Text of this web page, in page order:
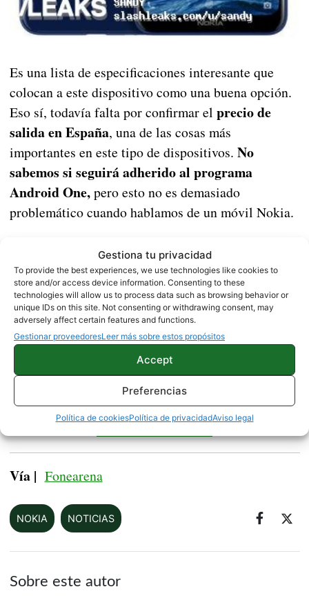
Gestiona tu privacidad
To provide the best experiences, we use technologies like cookies to
store and/or access device information. Consenting to these
technologies will allow us to process data such as browsing behavior or
unique IDs on this site. Not consenting or withdrawing consent, may
adversely affect certain features and functions.
Gestionar proveedoresLeer más sobre estos propósitos
Accept
Preferencias
Política de cookiesPolítica de privacidadAviso legal
Es una lista de especificaciones interesante que
colocan a este dispositivo como una buena opción.
Eso sí, todavía falta por confirmar el precio de
salida en España, una de las cosas más
importantes en este tipo de dispositivos. No
sabemos si seguirá adherido al programa
Android One,pero esto no es demasiado
problemático cuando hablamos de un móvil Nokia.
presentado el día 11 de julioy probablemente una
semana después se anuncie la versión internacional
con elnombre de Nokia 5.1 Plus. Tendremos que
esperar para conocer los precios y confirmar las
características, aunque conociendo a Nokia estamos
seguros de que será un terminal muy interesante.
Una nueva imagen del Xiaomi Mi MIX 3 muestra
Vía | Fonearena
NOKIA NOTICIAS
Sobre este autor